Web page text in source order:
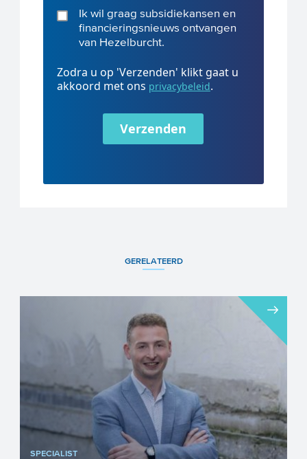
Ik wil graag subsidiekansen en
financieringsnieuws ontvangen
van Hezelburcht.
Zodra u op 'Verzenden' klikt gaat u
akkoord met ons privacybeleid.
Verzenden
GERELATEERD
SPECIALIST